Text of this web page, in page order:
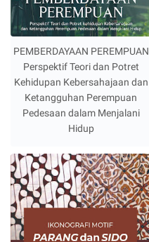
PEMBERDAYAAN PEREMPUAN
Perspektif Teori dan Potret
Kehidupan Kebersahajaan dan
Ketangguhan Perempuan
Pedesaan dalam Menjalani
Hidup